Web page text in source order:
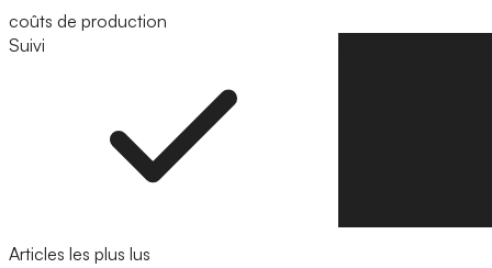
coûts de production
Suivi
Articles les plus lus